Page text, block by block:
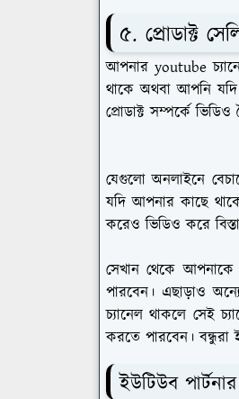
৫. প্রোডাক্ট
আপনার youtube
থাকে অথবা আপনি যদি
প্রোডাক্ট সম্পর্কে
যেগুলো অনলাইনে
যদি আপনার কাছে
করেও ভিডিও করে
সেখান থেকে
পারবেন। এছাড়াও
চ্যানেল থাকলে সেই
করতে পারবেন। বন্ধুরা
ইউটিউব